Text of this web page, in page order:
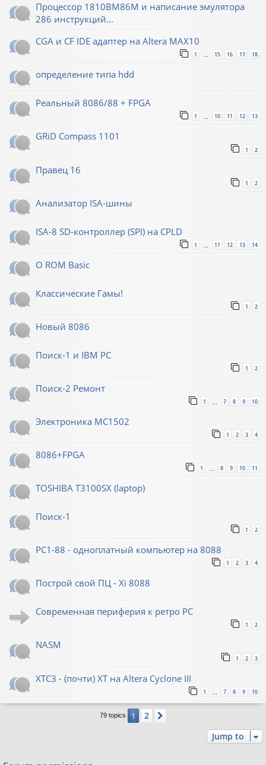
Процессор 1810ВМ86М и написание эмулятора
286 инструкций...
CGA и CF IDE адаптер на Altera MAX10
1 … 15 16 17 18
определение типа hdd
Реальный 8086/88 + FPGA
1 … 10 11 12 13
GRiD Compass 1101
1 2
Правец 16
1 2
Анализатор ISA-шины
ISA-8 SD-контроллер (SPI) на CPLD
1 11 12 13 14
О ROM Basic
Классические Гамы!
1 2
Новый 8086
Поиск-1 и IBM PC
1 2
Поиск-2 Ремонт
1 7 8 9 10
Электроника МС1502
1 2 3 4
8086+FPGA
1 … 8 9 10 11
TOSHIBA T3100SX (laptop)
Поиск-1
1 2
PC1-88 - одноплатный компьютер на 8088
1 2 3 4
Построй свой ПЦ - Xi 8088
Современная периферия к ретро PC
1 2
NASM
1 2 3
XTC3 - (почти) XT на Altera Cyclone III
1 7 8 9 10
79 topics 1 2
Jump to